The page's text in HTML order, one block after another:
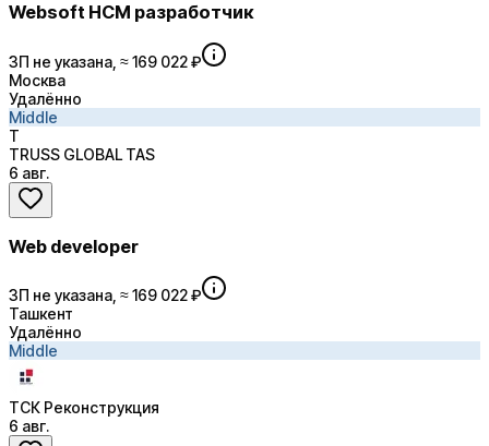
Websoft HCM разработчик
ЗП не указана, ≈ 169 022 ₽
Москва
Удалённо
Middle
T
TRUSS GLOBAL TAS
6 авг.
Web developer
ЗП не указана, ≈ 169 022 ₽
Ташкент
Удалённо
Middle
ТСК Реконструкция
6 авг.